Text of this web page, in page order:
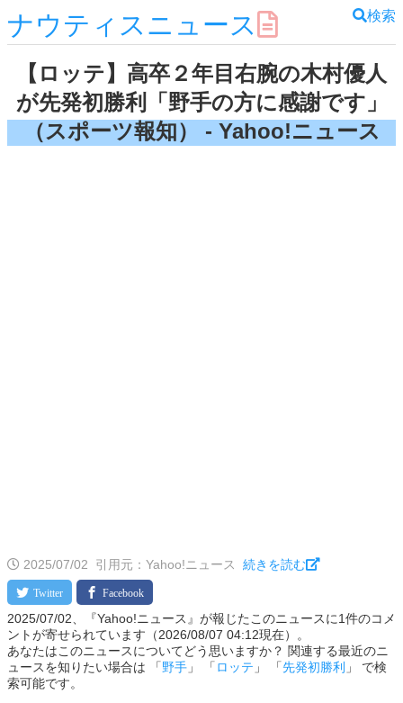
ナウティスニュース 検索
【ロッテ】高卒２年目右腕の木村優人
が先発初勝利「野手の方に感謝です」
（スポーツ報知） - Yahoo!ニュース
2025/07/02 引用元：Yahoo!ニュース 続きを読む
2025/07/02、『Yahoo!ニュース』が報じたこのニュースに1件のコメ
ントが寄せられています（2026/08/07 04:12現在）。
あなたはこのニュースについてどう思いますか？ 関連する最近のニ
ュースを知りたい場合は 「野手 」 「 ロッテ 」 「先発初勝利 」 で検
索可能です。